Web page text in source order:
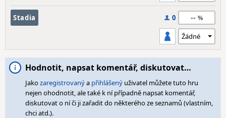
Stadia 0 --
Hodnotit, napsat komentář, diskutovat…
Jakozaregistrovanýa přihlášený uživatel můžete tuto hru
nejen ohodnotit, ale také k ní případně napsat komentář,
diskutovat o ní či ji zařadit do některého ze seznamů (vlastním,
chci atd.).